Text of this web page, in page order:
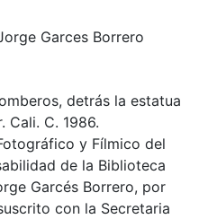
Garces Borrero
detrás la estatua
Cali. C. 1986.
y Fílmico del
de la Biblioteca
Garcés Borrero, por
con la Secretaria